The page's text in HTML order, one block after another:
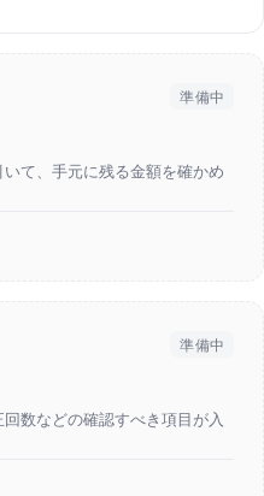
準備中
て、手元に残る金額を確かめ
準備中
数などの確認すべき項目が入